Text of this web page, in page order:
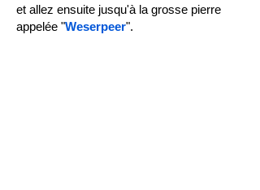
et allez ensuite jusqu'à la grosse pierre
appelée "Weserpeer".